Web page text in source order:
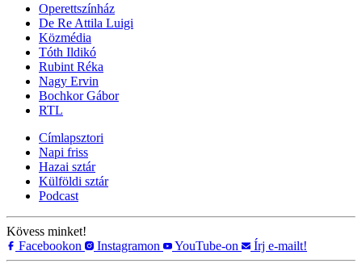
Operettszínház
De Re Attila Luigi
Közmédia
Tóth Ildikó
Rubint Réka
Nagy Ervin
Bochkor Gábor
RTL
Címlapsztori
Napi friss
Hazai sztár
Külföldi sztár
Podcast
Kövess minket!
Facebookon
Instagramon YouTube-on Írj e-mailt!